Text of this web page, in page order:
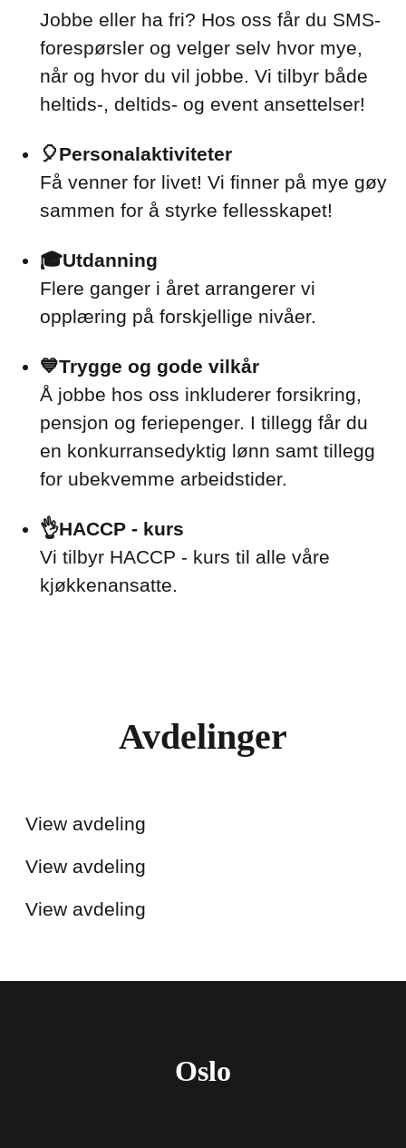
Jobbe eller ha fri? Hos oss får du SMS-
forespørsler og velger selv hvor mye,
når og hvor du vil jobbe. Vi tilbyr både
heltids-, deltids- og event ansettelser!
🎈Personalaktiviteter
Få venner for livet! Vi finner på mye gøy
sammen for å styrke fellesskapet!
🎓Utdanning
Flere ganger i året arrangerer vi
opplæring på forskjellige nivåer.
💙Trygge og gode vilkår
Å jobbe hos oss inkluderer forsikring,
pensjon og feriepenger. I tillegg får du
en konkurransedyktig lønn samt tillegg
for ubekvemme arbeidstider.
👌HACCP - kurs
Vi tilbyr HACCP - kurs til alle våre
kjøkkenansatte.
Avdelinger
View avdeling
View avdeling
View avdeling
Oslo